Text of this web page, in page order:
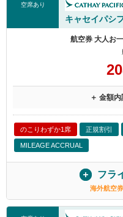
空席あり
キャセイパシ
航空券 大人お
＋ 金額
のこりわずか1席 正規割引
MILEAGE ACCRUAL
フラ
海外航空